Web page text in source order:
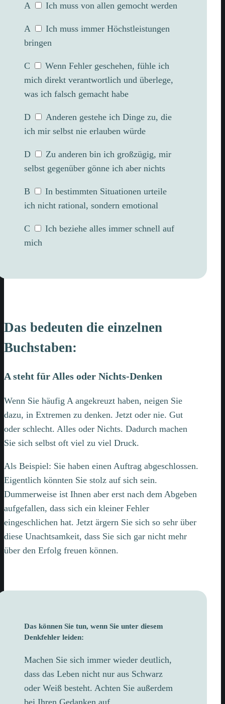
A Ich muss von allen gemocht werden
A
Ich muss immer Höchstleistungen
bringen
C
Wenn Fehler geschehen, fühle ich
mich direkt verantwortlich und überlege,
was ich falsch gemacht habe
D
Anderen gestehe ich Dinge zu, die
ich mir selbst nie erlauben würde
D
Zu anderen bin ich großzügig, mir
selbst gegenüber gönne ich aber nichts
B
In bestimmten Situationen urteile
ich nicht rational, sondern emotional
C
Ich beziehe alles immer schnell auf
mich
Das bedeuten die einzelnen
Buchstaben:
A steht für Alles oder Nichts-Denken
Wenn Sie häufig A angekreuzt haben, neigen Sie
dazu, in Extremen zu denken. Jetzt oder nie. Gut
oder schlecht. Alles oder Nichts. Dadurch machen
Sie sich selbst oft viel zu viel Druck.
Als Beispiel: Sie haben einen Auftrag abgeschlossen.
Eigentlich könnten Sie stolz auf sich sein.
Dummerweise ist Ihnen aber erst nach dem Abgeben
aufgefallen, dass sich ein kleiner Fehler
eingeschlichen hat. Jetzt ärgern Sie sich so sehr über
diese Unachtsamkeit, dass Sie sich gar nicht mehr
über den Erfolg freuen können.
Das können Sie tun, wenn Sie unter diesem
Denkfehler leiden:
Machen Sie sich immer wieder deutlich,
dass das Leben nicht nur aus Schwarz
oder Weiß besteht. Achten Sie außerdem
bei Ihren Gedanken auf